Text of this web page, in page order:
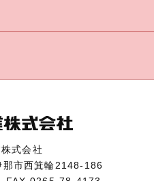
式会社
市西箕輪2148-186